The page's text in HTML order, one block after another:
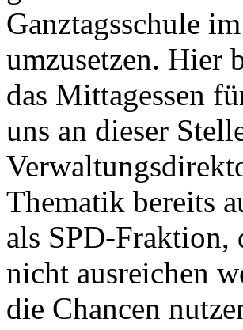
Ganztagsschule
umzusetzen. Hier
das Mittagessen
uns an dieser
Thematik bereits
als SPD-Fraktion,
nicht ausreichen
die Chancen